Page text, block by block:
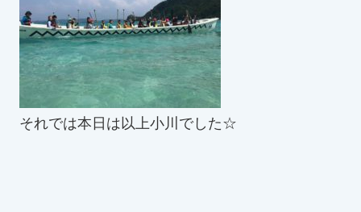
それでは本日は以上小川でした☆